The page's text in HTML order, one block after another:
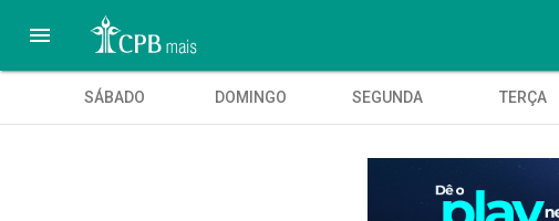

SÁBADO DOMINGO SEGUNDA TERÇA